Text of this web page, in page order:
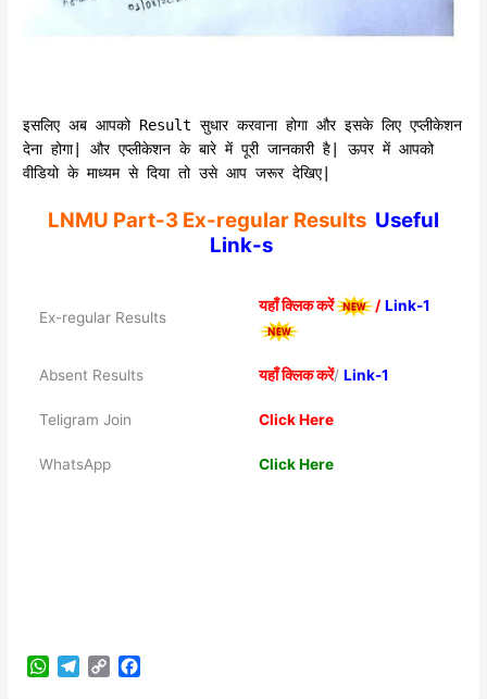
इसलिए अब आपको Result सुधार करवाना होगा और इसके लिए एप्लीकेशन
देना होगा| और एप्लीकेशन के बारे में पूरी जानकारी है| ऊपर में आपको
वीडियो के माध्यम से दिया तो उसे आप जरूर देखिए|
LNMU Part-3 Ex-regular Results Useful
Link-s
Ex-regular Results
यहाँ क्लिक करें / Link-1
Absent Results यहाँ क्लिक करें/ Link-1
Teligram Join Click Here
WhatsApp Click Here